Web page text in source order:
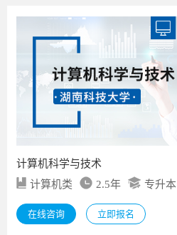
计算机科学与技术
计算机类
2.5年 专升本
在线咨询 立即报名